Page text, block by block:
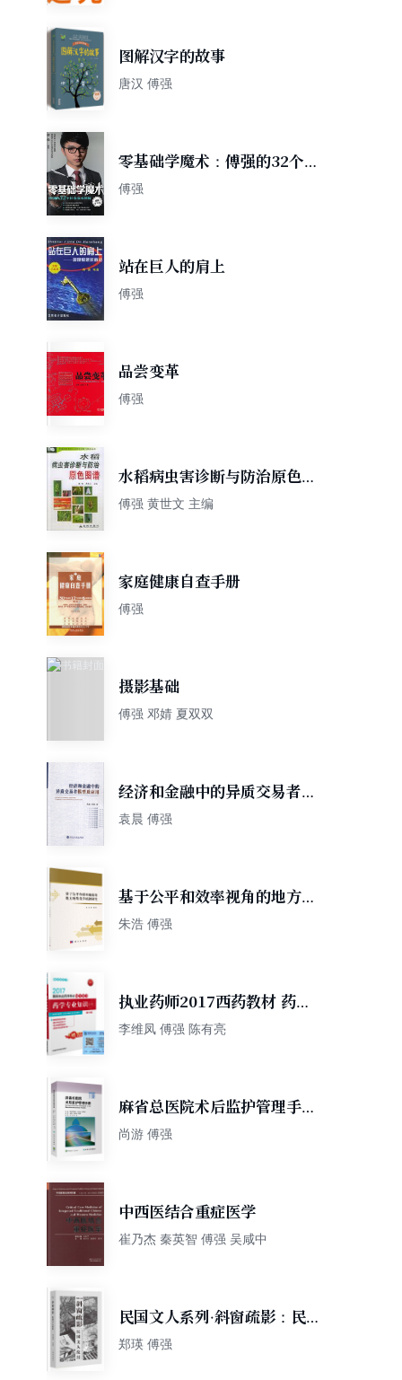
图解汉字的故事
唐汉 傅强
零基础学魔术：傅强的32个社
交魔术图解（视频学习版）
傅强
站在巨人的肩上
傅强
品尝变革
傅强
水稻病虫害诊断与防治原色图
谱
傅强 黄世文 主编
家庭健康自查手册
傅强
摄影基础
傅强 邓婧 夏双双
经济和金融中的异质交易者模
型及应用
袁晨 傅强
基于公平和效率视角的地方政
府竞争机制研究
朱浩 傅强
执业药师2017西药教材 药师
考试辅导用书药学专业知识
李维凤 傅强 陈有亮
麻省总医院术后监护管理手册
（翻译版）
尚游 傅强
中西医结合重症医学
崔乃杰 秦英智 傅强 吴咸中
民国文人系列·斜窗疏影：民国
文人故居
郑瑛 傅强